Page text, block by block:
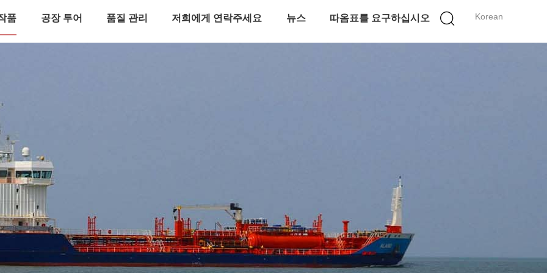
Korean
품 공장 투어 품질 관리 저희에게 연락주세요 뉴스 따옴표를 요구하십시오